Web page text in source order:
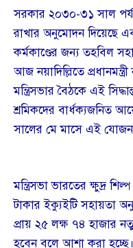
সরকার ২০৩০-৩১ সাল
রাখার অনুমোদন দিয়েছে
কর্মকাণ্ডের জন্য তহবিল
আজ নয়াদিল্লিতে
মন্ত্রিসভার বৈঠকে এই
শ্রমিকদের বার্ধক্যজনিত
সালের মে মাসে এই
মন্ত্রিসভা ভারতের ক্ষুদ্র
টাকার ইক্যুইটি সহায়তা
প্রায় ২৫ লক্ষ ৭৪ হাজার
হবেন বলে আশা করা হচ্ছে।